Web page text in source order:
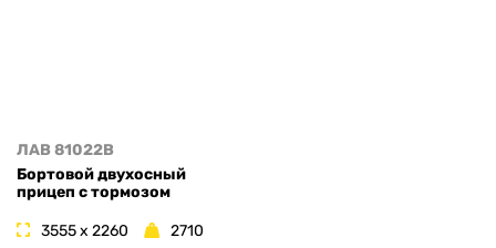
ЛАВ 81022B
Бортовой двухосный
прицеп с тормозом
3555 x 2260 2710